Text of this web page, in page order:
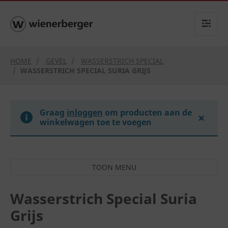
text.skipToContent
text.skipToNavigation
HOME GEVEL
WASSERSTRICH SPECIAL
WASSERSTRICH SPECIAL SURIA GRIJS
Graag inloggen om producten aan de
winkelwagen toe te voegen
×
Wasserstrich Special Suria
Grijs